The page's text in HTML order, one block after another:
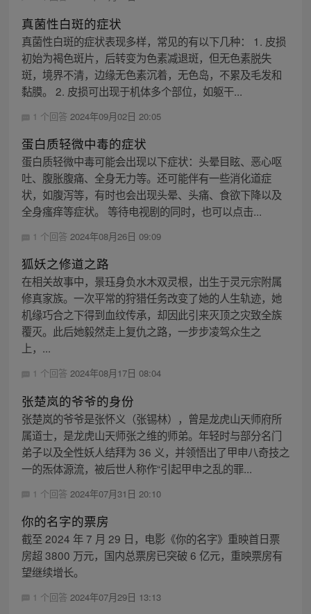
真菌性白斑的症状
真菌性白斑的症状表现多样，常见的有以下几种： 1. 皮损
初始为褐色斑片，后转变为色素减退斑，但无色素脱失
斑，境界不清，边缘无色素沉着，无色岛，不累及毛发和
黏膜。 2. 皮损可出现于机体多个部位，如躯干...
1 个回答 2024年09月02日 20:05
蛋白质轻微中毒的症状
蛋白质轻微中毒可能会出现以下症状：头晕目眩、恶心呕
吐、腹胀腹痛、全身无力等。还可能伴有一些消化道症
状，如腹泻等，有时也会出现头晕、头痛、食欲下降以及
全身瘙痒等症状。 等待电视剧的同时，也可以点击...
1 个回答 2024年08月26日 09:09
狐妖之修道之路
在相关故事中，景珏身负水木双灵根，出生于灵元宗附属
修真家族。一次平常的狩猎任务改变了她的人生轨迹，她
机缘巧合之下得到血纹传承，却因此引来灭顶之灾致全族
覆灭。此后她毅然走上复仇之路，一步步凌驾众生之
上，...
1 个回答 2024年08月17日 08:04
张楚岚的爷爷的身份
张楚岚的爷爷是张怀义（张锡林），曾是龙虎山天师府所
属道士，是龙虎山天师张之维的师弟。年轻时与部分名门
弟子以及全性妖人结拜为 36 义，并领悟出了甲申八奇技之
一的炁体源流，被后世人称作“引起甲申之乱的罪...
1 个回答 2024年07月31日 20:10
你的名字的票房
截至 2024 年 7 月 29 日，电影《你的名字》重映首日票
房超 3800 万元，国内总票房已突破 6 亿元，重映票房有
望继续增长。
1 个回答 2024年07月29日 13:13